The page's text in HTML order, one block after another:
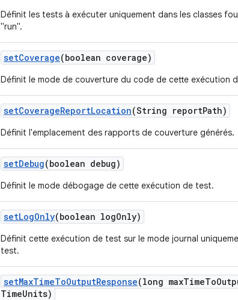
Définit les tests à exécuter uniquement dans les classes
"run".
setCoverage(boolean coverage)
Définit le mode de couverture du code de cette exécution
setCoverageReportLocation(String reportPath)
Définit l'emplacement des rapports de couverture générés.
setDebug(boolean debug)
Définit le mode débogage de cette exécution de test.
setLogOnly(boolean logOnly)
Définit cette exécution de test sur le mode journal
test.
setMaxTimeToOutputResponse(long maxTimeTo
TimeUnits)